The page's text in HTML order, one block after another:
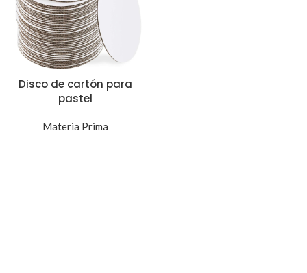
Disco de cartón para
pastel
Materia Prima